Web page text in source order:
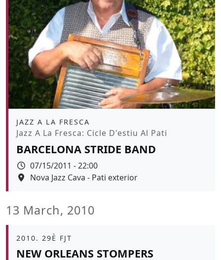
Àmbit
JAZZ A LA FRESCA
Promoció
Jazz A La Fresca: Cicle D'estiu Al Pati
BARCELONA STRIDE BAND
Data
07/15/2011 - 22:00
Espai
Nova Jazz Cava - Pati exterior
13 March, 2010
Àmbit
2010. 29È FJT
NEW ORLEANS STOMPERS